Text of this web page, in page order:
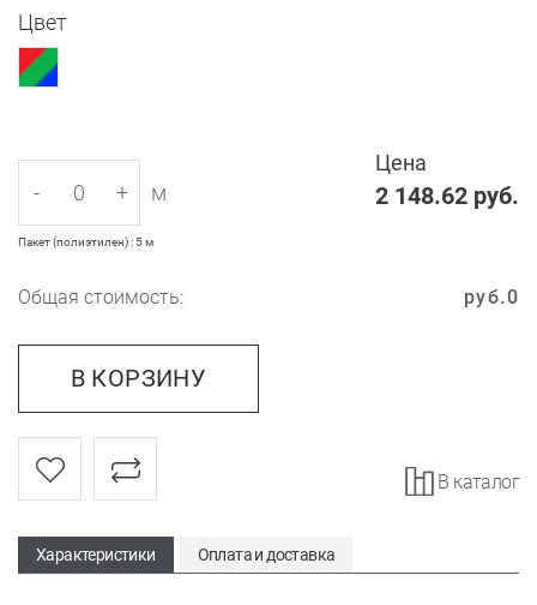
Цвет
Цена
2 148.62 руб.
- + м
Пакет (полиэтилен) : 5 м
Общая стоимость: 0
руб.
В КОРЗИНУ
В каталог
Характеристики Оплата и доставка